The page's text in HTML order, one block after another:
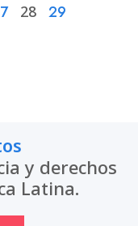
28
29
y derechos
Latina.